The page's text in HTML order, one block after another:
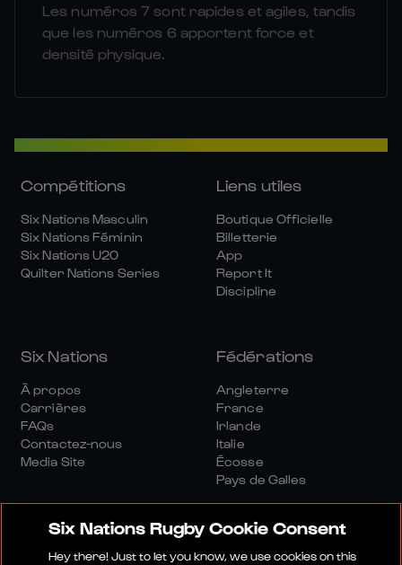
Les numéros 7 sont rapides et agiles, tandis
que les numéros 6 apportent force et
densité physique.
Compétitions
Six Nations Masculin
Six Nations Féminin
Six Nations U20
Quilter Nations Series
Liens utiles
Boutique Officielle
Billetterie
App
Report It
Discipline
Six Nations
À propos
Carrières
FAQs
Contactez-nous
Media Site
Fédérations
Angleterre
France
Irlande
Italie
Écosse
Pays de Galles
Six Nations Rugby Cookie Consent
Hey there! Just to let you know, we use cookies on this